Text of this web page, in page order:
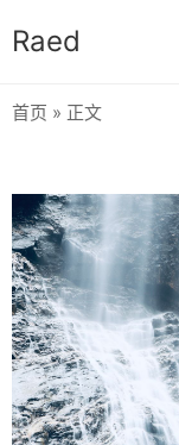
Raed
首页 » 正文